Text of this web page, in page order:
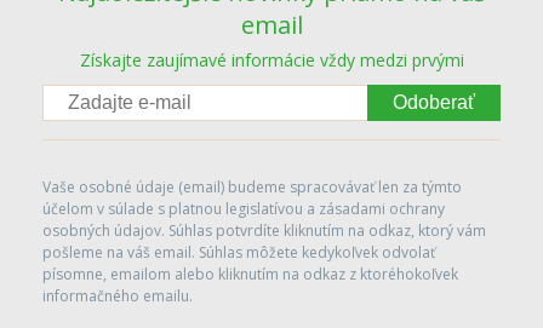
email
Získajte zaujímavé informácie vždy medzi prvými
Odoberať
Vaše osobné údaje (email) budeme spracovávať len za týmto
účelom v súlade s platnou legislatívou a zásadami ochrany
osobných údajov. Súhlas potvrdíte kliknutím na odkaz, ktorý vám
pošleme na váš email. Súhlas môžete kedykoľvek odvolať
písomne, emailom alebo kliknutím na odkaz z ktoréhokoľvek
informačného emailu.